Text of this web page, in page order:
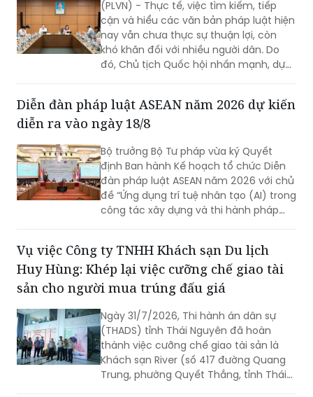
(PLVN) - Thực tế, việc tìm kiếm, tiếp
cận và hiểu các văn bản pháp luật hiện
nay vẫn chưa thực sự thuận lợi, còn
khó khăn đối với nhiều người dân. Do
đó, Chủ tịch Quốc hội nhấn mạnh, dự
việc xây dựng hệ sinh thái số quốc gia
về phổ biến, giáo dục pháp luật.
Diễn đàn pháp luật ASEAN năm 2026 dự kiến
diễn ra vào ngày 18/8
Bộ trưởng Bộ Tư pháp vừa ký Quyết
định Ban hành Kế hoạch tổ chức Diễn
đàn pháp luật ASEAN năm 2026 với chủ
đề “Ứng dụng trí tuệ nhân tạo (AI) trong
công tác xây dựng và thi hành pháp
Vụ việc Công ty TNHH Khách sạn Du lịch
Huy Hùng: Khép lại việc cưỡng chế giao tài
sản cho người mua trúng đấu giá
Ngày 31/7/2026, Thi hành án dân sự
(THADS) tỉnh Thái Nguyên đã hoàn
thành việc cưỡng chế giao tài sản là
Khách sạn River (số 417 đường Quang
Trung, phường Quyết Thắng, tỉnh Thái